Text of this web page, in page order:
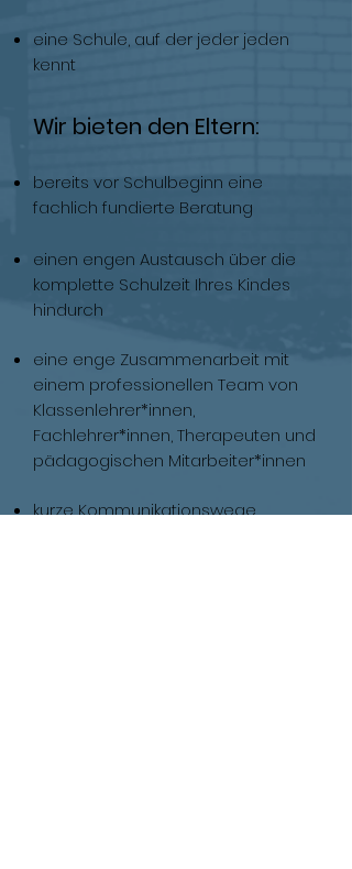
eine Schule, auf der jeder jeden
kennt
Wir bieten den Eltern:
bereits vor Schulbeginn eine
fachlich fundierte Beratung
einen engen Austausch über die
komplette Schulzeit Ihres Kindes
hindurch
eine enge Zusammenarbeit mit
einem professionellen Team von
Klassenlehrer*innen,
Fachlehrer*innen, Therapeuten und
pädagogischen Mitarbeiter*innen
kurze Kommunikationswege